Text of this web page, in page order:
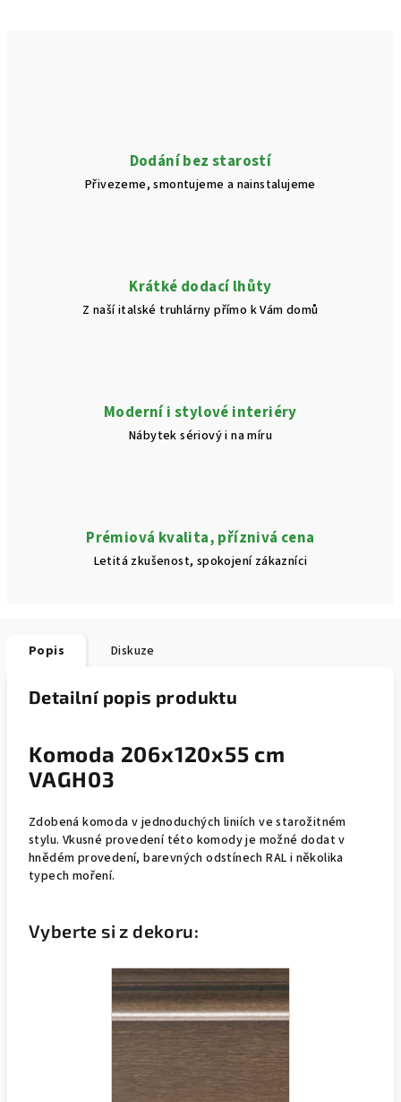
Dodání bez starostí
Přivezeme, smontujeme a nainstalujeme
Krátké dodací lhůty
Z naší italské truhlárny přímo k Vám domů
Moderní i stylové interiéry
Nábytek sériový i na míru
Prémiová kvalita, příznivá cena
Letitá zkušenost, spokojení zákazníci
Popis Diskuze
Detailní popis produktu
Komoda 206x120x55 cm
VAGH03
Zdobená komoda v jednoduchých liniích ve starožitném
stylu. Vkusné provedení této komodyje možné dodat v
hnědém provedení, barevných odstínech RAL i několika
typech moření.
Vyberte si z dekoru: